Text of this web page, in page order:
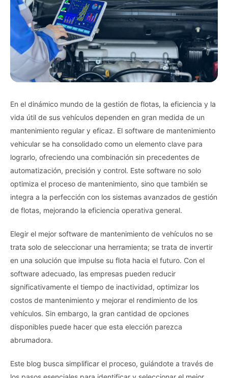
En el dinámico mundo de la gestión de flotas, la eficiencia y la
vida útil de sus vehículos dependen en gran medida de un
mantenimiento regular y eficaz. El software de mantenimiento
vehicular se ha consolidado como un elemento clave para
lograrlo, ofreciendo una combinación sin precedentes de
automatización, precisión y control. Este software no solo
optimiza el proceso de mantenimiento, sino que también se
integra a la perfección con los sistemas avanzados de gestión
de flotas, mejorando la eficiencia operativa general.
Elegir el mejor software de mantenimiento de vehículos no se
trata solo de seleccionar una herramienta; se trata de invertir
en una solución que impulse su flota hacia el futuro. Con el
software adecuado, las empresas pueden reducir
significativamente el tiempo de inactividad, optimizar los
costos de mantenimiento y mejorar el rendimiento de los
vehículos. Sin embargo, la gran cantidad de opciones
disponibles puede hacer que esta elección parezca
abrumadora.
Este blog busca simplificar el proceso, guiándote a través de